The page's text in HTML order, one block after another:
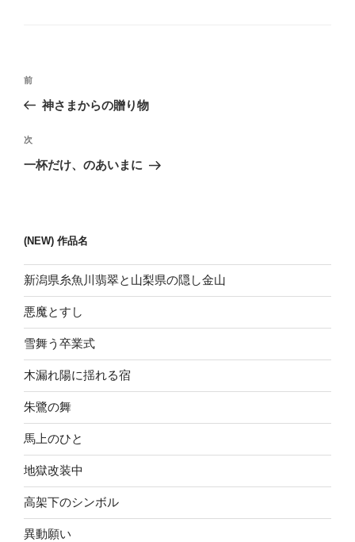
投
ビ
ゲ
ン
前
の
稿
前
神さまからの贈り物
次
次
一杯だけ、のあいまに
(NEW) 作品名
新潟県糸魚川翡翠と山梨県の隠し金山
悪魔とすし
雪舞う卒業式
木漏れ陽に揺れる宿
朱鷺の舞
馬上のひと
地獄改装中
高架下のシンボル
異動願い